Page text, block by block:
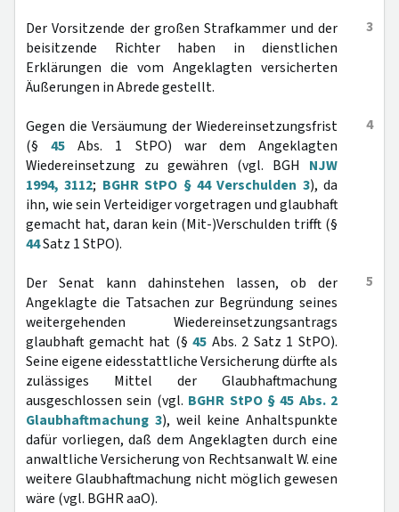
3
Der Vorsitzende der großen Strafkammer und der
beisitzende Richter haben in dienstlichen
Erklärungen die vom Angeklagten versicherten
Äußerungen in Abrede gestellt.
4
Gegen die Versäumung der Wiedereinsetzungsfrist
(§45 Abs. 1 StPO) war dem Angeklagten
Wiedereinsetzung zu gewähren (vgl. BGH NJW
1994, 3112; BGHR StPO § 44 Verschulden 3), da
ihn, wie sein Verteidiger vorgetragen und glaubhaft
gemacht hat, daran kein (Mit-)Verschulden trifft (§
44Satz 1 StPO).
5
Der Senat kann dahinstehen lassen, ob der
Angeklagte die Tatsachen zur Begründung seines
weitergehenden Wiedereinsetzungsantrags
glaubhaft gemacht hat (§45 Abs. 2 Satz 1 StPO).
Seine eigene eidesstattliche Versicherung dürfte als
zulässiges Mittel der Glaubhaftmachung
ausgeschlossen sein (vgl. BGHR StPO § 45 Abs. 2
Glaubhaftmachung 3), weil keine Anhaltspunkte
dafür vorliegen, daß dem Angeklagten durch eine
anwaltliche Versicherung von Rechtsanwalt W. eine
weitere Glaubhaftmachung nicht möglich gewesen
wäre (vgl. BGHR aaO).